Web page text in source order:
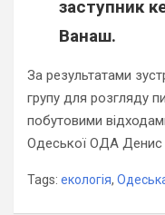
заступник
Ванаш.
За результатами
групу для розгляду
побутовими
Одеської ОДА Денис
Tags: екологія,